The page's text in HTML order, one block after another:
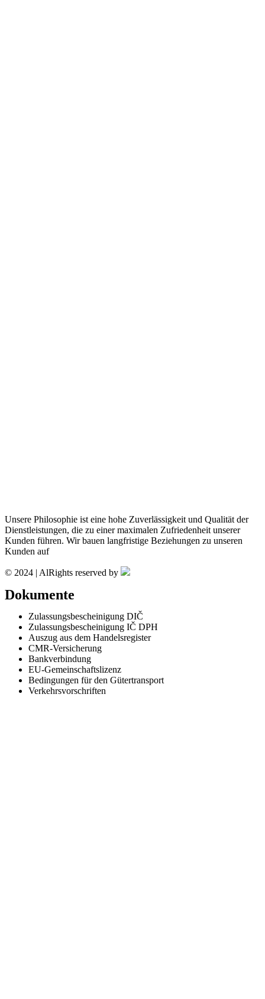
Unsere Philosophie ist eine hohe Zuverlässigkeit und Qualität der
Dienstleistungen, die zu einer maximalen Zufriedenheit unserer
Kunden führen. Wir bauen langfristige Beziehungen zu unseren
Kunden auf
© 2024 | AlRights reserved by
Dokumente
Zulassungsbescheinigung DIČ
Zulassungsbescheinigung IČ DPH
Auszug aus dem Handelsregister
CMR-Versicherung
Bankverbindung
EU-Gemeinschaftslizenz
Bedingungen für den Gütertransport
Verkehrsvorschriften